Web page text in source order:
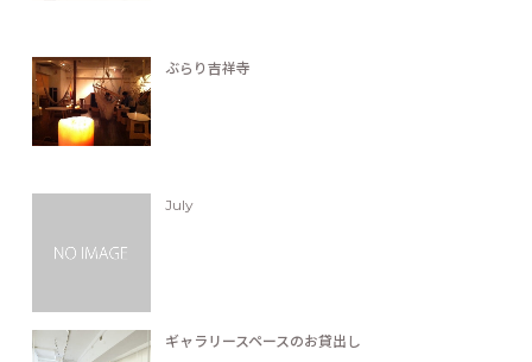
ぶらり吉祥寺
July
ギャラリースペースのお貸出し